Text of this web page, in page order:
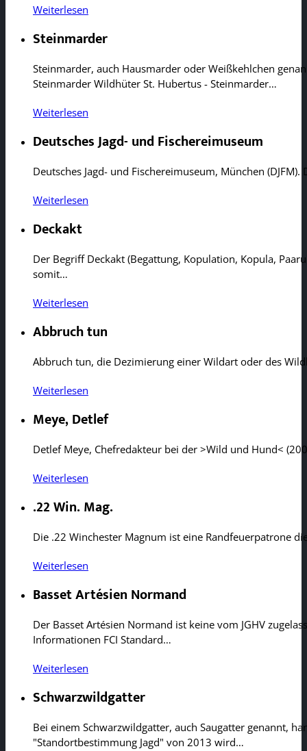
Weiterlesen
Steinmarder
Steinmarder, auch Hausmarder oder Weißkehlchen
Steinmarder Wildhüter St. Hubertus - Steinmarder…
Weiterlesen
Deutsches Jagd- und Fischereimuseum
Deutsches Jagd- und Fischereimuseum, München
Weiterlesen
Deckakt
Der Begriff Deckakt (Begattung, Kopulation, Kopula,
somit…
Weiterlesen
Abbruch tun
Abbruch tun, die Dezimierung einer Wildart oder des
Weiterlesen
Meye, Detlef
Detlef Meye, Chefredakteur bei der >Wild und Hund<
Weiterlesen
.22 Win. Mag.
Die .22 Winchester Magnum ist eine Randfeuerpatrone
Weiterlesen
Basset Artésien Normand
Der Basset Artésien Normand ist keine vom JGHV
Informationen FCI Standard…
Weiterlesen
Schwarzwildgatter
Bei einem Schwarzwildgatter, auch Saugatter genannt,
"Standortbestimmung Jagd" von 2013 wird…